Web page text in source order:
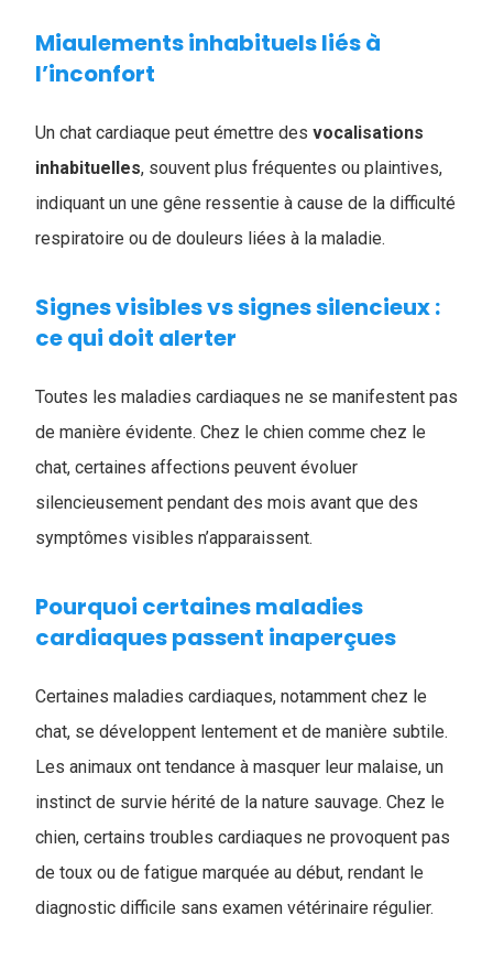
Miaulements inhabituels liés à
l’inconfort
Un chat cardiaque peut émettre des vocalisations
inhabituelles, souvent plus fréquentes ou plaintives,
indiquant un une gêne ressentie à cause de la difficulté
respiratoire ou de douleurs liées à la maladie.
Signes visibles vs signes silencieux :
ce qui doit alerter
Toutes les maladies cardiaques ne se manifestent pas
de manière évidente. Chez le chien comme chez le
chat, certaines affections peuvent évoluer
silencieusement pendant des mois avant que des
symptômes visibles n’apparaissent.
Pourquoi certaines maladies
cardiaques passent inaperçues
Certaines maladies cardiaques, notamment chez le
chat, se développent lentement et de manière subtile.
Les animaux ont tendance à masquer leur malaise, un
instinct de survie hérité de la nature sauvage. Chez le
chien, certains troubles cardiaques ne provoquent pas
de toux ou de fatigue marquée au début, rendant le
diagnostic difficile sans examen vétérinaire régulier.